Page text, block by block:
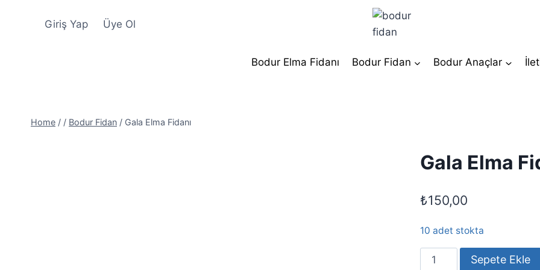
Giriş Yap Üye Ol
Bodur Elma Fidanı Bodur Fidan Bodur Anaçlar
Home / / Bodur Fidan / Gala Elma Fidanı
Gala Elma
₺150,00
10 adet stokta
Gala
Sepete Ekle